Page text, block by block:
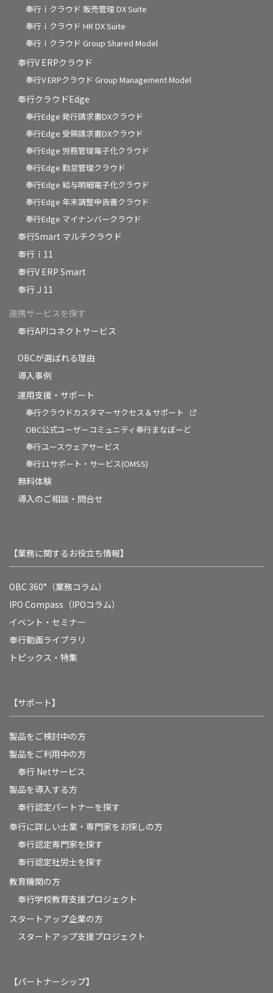
奉行ｉクラウド 販売管理 DX Suite
奉行ｉクラウド HR DX Suite
奉行ｉクラウド Group Shared Model
奉行V ERPクラウド
奉行V ERPクラウド Group Management Model
奉行クラウドEdge
奉行Edge 発行請求書DXクラウド
奉行Edge 受領請求書DXクラウド
奉行Edge 労務管理電子化クラウド
奉行Edge 勤怠管理クラウド
奉行Edge 給与明細電子化クラウド
奉行Edge 年末調整申告書クラウド
奉行Edge マイナンバークラウド
奉行Smart マルチクラウド
奉行ｉ11
奉行V ERP Smart
奉行Ｊ11
連携サービスを探す
奉行APIコネクトサービス
OBCが選ばれる理由
導入事例
運用支援・サポート
奉行クラウドカスタマーサクセス＆サポート
OBC公式ユーザーコミュニティ奉行まなぼーど
奉行ユースウェアサービス
奉行11サポート・サービス(OMSS)
無料体験
導入のご相談・問合せ
【業務に関するお役立ち情報】
OBC 360°（業務コラム）
IPO Compass（IPOコラム）
イベント・セミナー
奉行動画ライブラリ
トピックス・特集
【サポート】
製品をご検討中の方
製品をご利用中の方
奉行 Netサービス
製品を導入する方
奉行認定パートナーを探す
奉行に詳しい士業・専門家をお探しの方
奉行認定専門家を探す
奉行認定社労士を探す
教育機関の方
奉⾏学校教育⽀援プロジェクト
スタートアップ企業の方
スタートアップ支援プロジェクト
【パートナーシップ】